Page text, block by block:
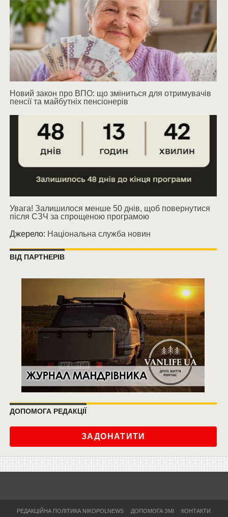
Новий закон про ВПО: що зміниться для отримувачів
пенсії та майбутніх пенсіонерів
Увага! Залишилося менше 50 днів, щоб повернутися
після СЗЧ за спрощеною програмою
Джерело: Національна служба новин
ВІД ПАРТНЕРІВ
ДОПОМОГА РЕДАКЦІЇ
ЗАДОНАТИТИ
РЕДАКЦІЙНА ПОЛІТИКА NIKOPOLNEWS ДОПОМОГА ЗМІ КОНТАКТИ